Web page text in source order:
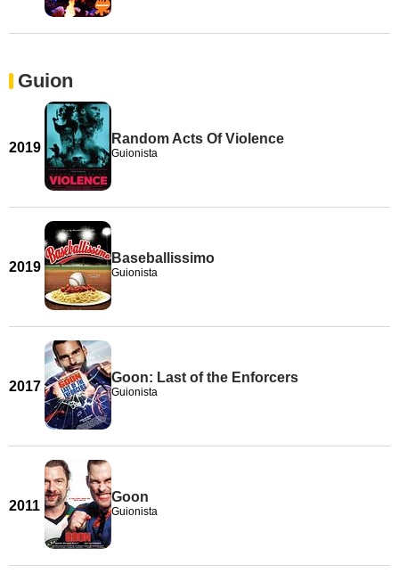
Guion
2019
Random Acts Of Violence
Guionista
2019
Baseballissimo
Guionista
2017
Goon: Last of the Enforcers
Guionista
2011
Goon
Guionista